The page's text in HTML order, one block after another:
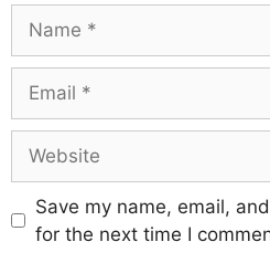
Save my name, email,
for the next time I